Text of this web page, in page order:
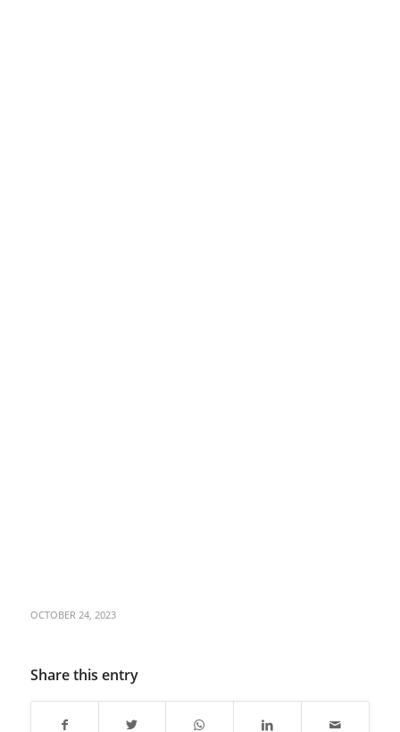
OCTOBER 24, 2023
Share this entry